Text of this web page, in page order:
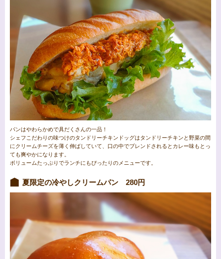
パンはやわらかめで具だくさんの一品！
シェフこだわりの味つけのタンドリーチキンドッグはタンドリーチキンと野菜の間
にクリームチーズを薄く伸ばしていて、口の中でブレンドされるとカレー味もとっ
ても爽やかになります。
ボリュームたっぷりでランチにもぴったりのメニューです。
夏限定の冷やしクリームパン 280円